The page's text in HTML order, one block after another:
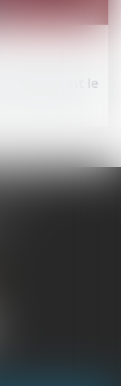
fond devant le